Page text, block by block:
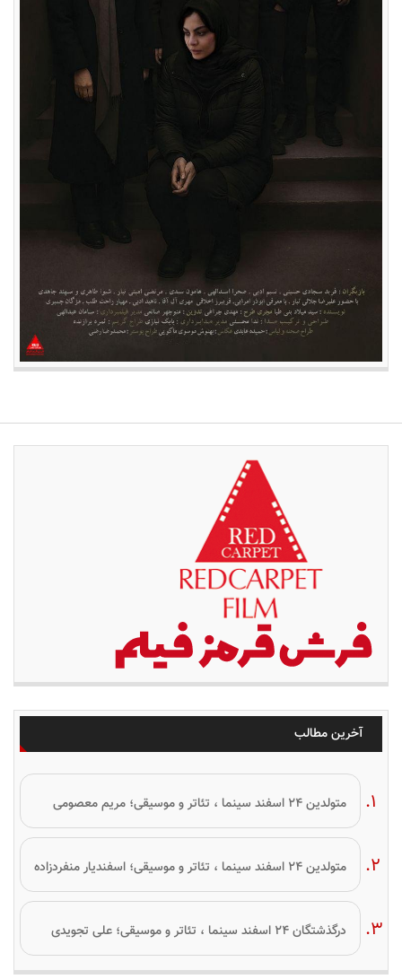
آخرین مطالب
متولدین ۲۴ اسفند سینما ، تئاتر و موسیقی؛ مریم معصومی
متولدین ۲۴ اسفند سینما ، تئاتر و موسیقی؛ اسفندیار منفردزاده
درگذشتگان ۲۴ اسفند سینما ، تئاتر و موسیقی؛ علی تجویدی